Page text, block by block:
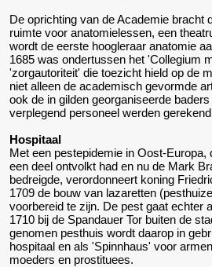
De oprichting van de Academie bracht
ruimte voor anatomielessen, een
wordt de eerste hoogleraar anatomie
1685 was ondertussen het 'Collegium
'zorgautoriteit' die toezicht hield op de
niet alleen de academisch gevormde
ook de in gilden georganiseerde
verplegend personeel werden
Hospitaal
Met een pestepidemie in Oost-Europa,
een deel ontvolkt had en nu de Mark
bedreigde, verordonneert koning
1709 de bouw van lazaretten
voorbereid te zijn. De pest gaat echter
1710 bij de Spandauer Tor buiten de
genomen pesthuis wordt daarop in
hospitaal en als 'Spinnhaus' voor
moeders en prostituees.